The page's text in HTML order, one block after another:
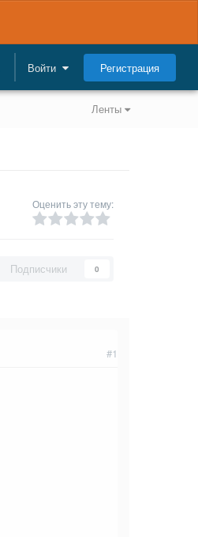
Войти Регистрация
Ленты
Оценить эту тему:
Подписчики 0
#1